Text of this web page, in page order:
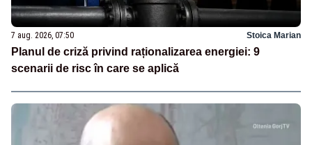
7 aug. 2026, 07:50 Stoica Marian
Planul de criză privind raționalizarea energiei: 9
scenarii de risc în care se aplică